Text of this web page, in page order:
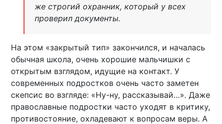
же строгий охранник, который у всех
проверил документы.
На этом «закрытый тип» закончился, и началась
обычная школа, очень хорошие мальчишки с
открытым взглядом, идущие на контакт. У
современных подростков очень часто заметен
скепсис во взгляде: «Ну-ну, рассказывай…». Даже
православные подростки часто уходят в критику,
противостояние, охладевают к вопросам веры. А